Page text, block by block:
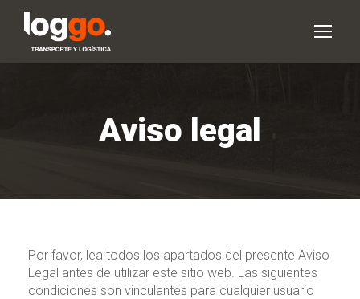
Aviso legal
Por favor, lea todos los apartados del presente Aviso
Legal antes de utilizar este sitio web. Las siguientes
condiciones son vinculantes para cualquier usuario